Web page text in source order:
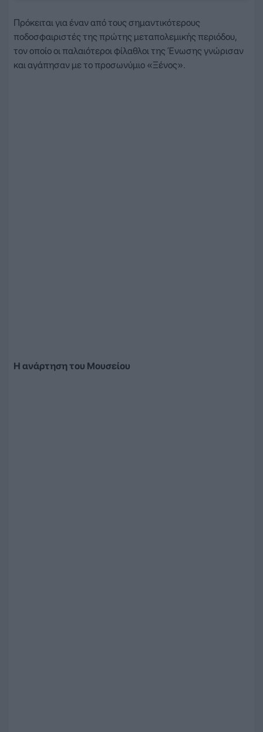
Πρόκειται για έναν από τους σημαντικότερους
ποδοσφαιριστές της πρώτης μεταπολεμικής περιόδου,
τον οποίο οι παλαιότεροι φίλαθλοι της Ένωσης γνώρισαν
και αγάπησαν με το προσωνύμιο «Ξένος».
Η ανάρτηση του Μουσείου